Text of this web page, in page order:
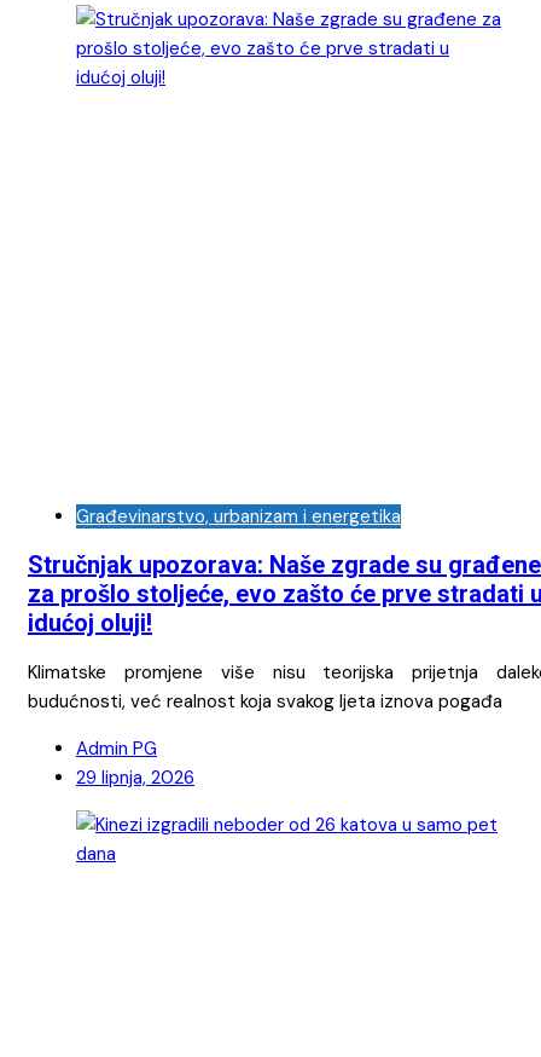
Građevinarstvo, urbanizam i energetika
Stručnjak upozorava: Naše zgrade su građene
za prošlo stoljeće, evo zašto će prve stradati
idućoj oluji!
Klimatske promjene više nisu teorijska prijetnja
budućnosti, već realnost koja svakog ljeta iznova pogađa
Admin PG
29 lipnja, 2026